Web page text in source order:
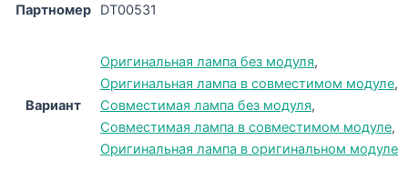
Партномер DT00531
Вариант
Оригинальная лампа без модуля,
Оригинальная лампа в совместимом модуле,
Совместимая лампа без модуля,
Совместимая лампа в совместимом модуле,
Оригинальная лампа в оригинальном модуле